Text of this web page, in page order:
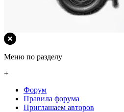
Меню по разделу
+
Форум
Правила форума
Приглашаем авторов